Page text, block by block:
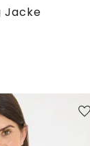
Jacke